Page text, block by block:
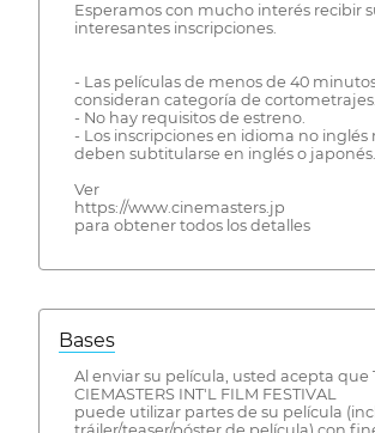
Esperamos con mucho interés recibir
interesantes inscripciones.
- Las películas de menos de 40
consideran categoría de cortometrajes.
- No hay requisitos de estreno.
- Los inscripciones en idioma no inglés
deben subtitularse en inglés o japonés.
Ver
https://www.cinemasters.jp
para obtener todos los detalles
Bases
Al enviar su película, usted acepta que
CIEMASTERS INT'L FILM FESTIVAL
puede utilizar partes de su película